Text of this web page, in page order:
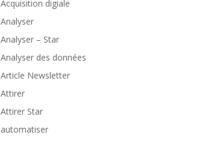
Acquisition digiale
Analyser
Analyser – Star
Analyser des données
Article Newsletter
Attirer
Attirer Star
automatiser